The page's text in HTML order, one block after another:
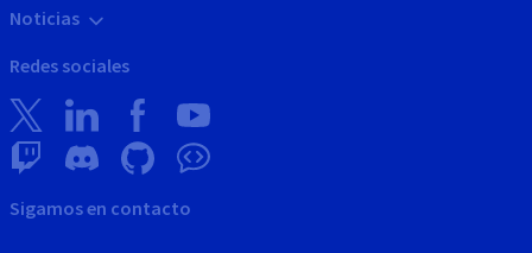
Noticias
Redes sociales
Sigamos en contacto